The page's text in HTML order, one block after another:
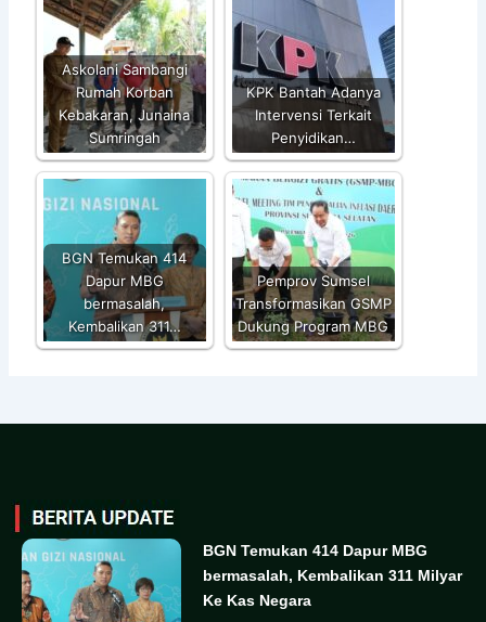
Askolani Sambangi
Rumah Korban
Kebakaran, Junaina
Sumringah
KPK Bantah Adanya
Intervensi Terkait
Penyidikan…
BGN Temukan 414
Dapur MBG
bermasalah,
Kembalikan 311…
Pemprov Sumsel
Transformasikan GSMP
Dukung Program MBG
BGN Temukan 414 Dapur MBG
bermasalah, Kembalikan 311 Milyar
Ke Kas Negara